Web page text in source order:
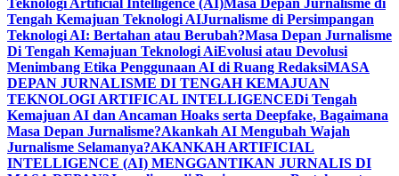
Teknologi Artificial Intelligence (AI)Masa Depan Jurnalisme di
Tengah Kemajuan Teknologi AIJurnalisme di Persimpangan
Teknologi AI: Bertahan atau Berubah?Masa Depan Jurnalisme
Di Tengah Kemajuan Teknologi AiEvolusi atau Devolusi
Menimbang Etika Penggunaan AI di Ruang RedaksiMASA
DEPAN JURNALISME DI TENGAH KEMAJUAN
TEKNOLOGI ARTIFICAL INTELLIGENCEDi Tengah
Kemajuan AI dan Ancaman Hoaks serta Deepfake, Bagaimana
Masa Depan Jurnalisme?Akankah AI Mengubah Wajah
Jurnalisme Selamanya?AKANKAH ARTIFICIAL
INTELLIGENCE (AI) MENGGANTIKAN JURNALIS DI